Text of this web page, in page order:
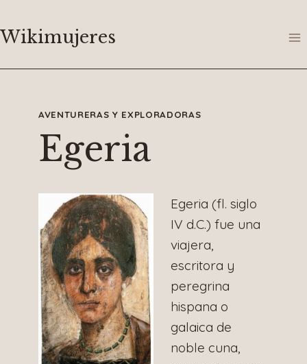
al
Wikimujeres
AVENTURERAS Y EXPLORADORAS
Egeria
Egeria (fl. siglo
IV d.C.) fue una
viajera,
escritora y
peregrina
hispana o
galaica de
noble cuna,